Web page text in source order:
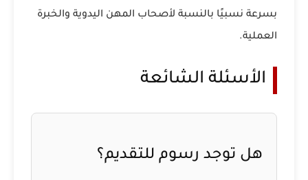
بسرعة نسبيًا بالنسبة لأصحاب المهن اليدوية والخبرة
العملية.
الأسئلة الشائعة
هل توجد رسوم للتقديم؟